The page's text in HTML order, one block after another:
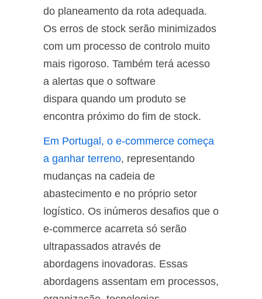
do planeamento da rota adequada.
Os erros de stock serão minimizados
com um processo de controlo muito
mais rigoroso. Também terá acesso
a alertas que o software
dispara quando um produto se
encontra próximo do fim de stock.
Em Portugal, o e-commerce começa
a ganhar terreno, representando
mudanças na cadeia de
abastecimento e no próprio setor
logístico. Os inúmeros desafios que o
e-commerce acarreta só serão
ultrapassados através de
abordagens inovadoras. Essas
abordagens assentam em processos,